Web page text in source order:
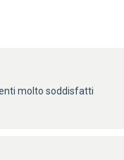
molto soddisfatti